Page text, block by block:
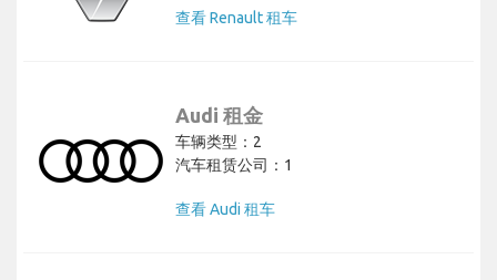
查看 Renault 租车
Audi 租金
车辆类型：2
汽车租赁公司：1
查看 Audi 租车